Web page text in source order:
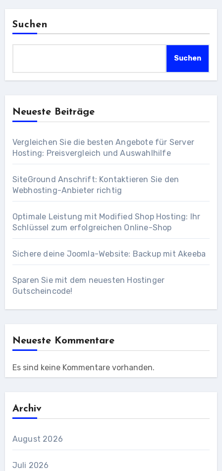
Suchen
Suchen
Neueste Beiträge
Vergleichen Sie die besten Angebote für Server
Hosting: Preisvergleich und Auswahlhilfe
SiteGround Anschrift: Kontaktieren Sie den
Webhosting-Anbieter richtig
Optimale Leistung mit Modified Shop Hosting: Ihr
Schlüssel zum erfolgreichen Online-Shop
Sichere deine Joomla-Website: Backup mit Akeeba
Sparen Sie mit dem neuesten Hostinger
Gutscheincode!
Neueste Kommentare
Es sind keine Kommentare vorhanden.
Archiv
August 2026
Juli 2026